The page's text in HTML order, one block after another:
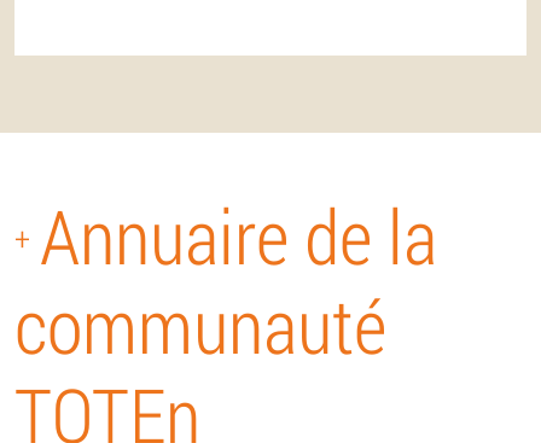
+ Annuaire de la
communauté
TOTEn